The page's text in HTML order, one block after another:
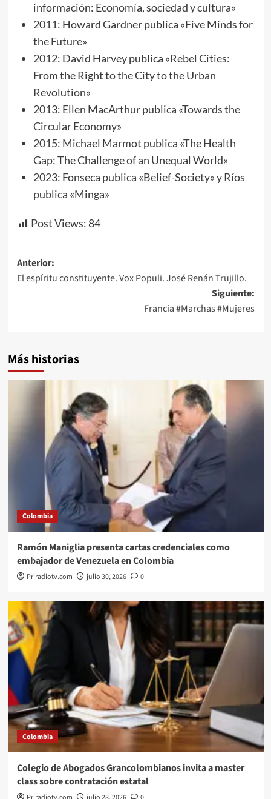
información: Economía, sociedad y cultura»
2011: Howard Gardner publica «Five Minds for
the Future»
2012: David Harvey publica «Rebel Cities:
From the Right to the City to the Urban
Revolution»
2013: Ellen MacArthur publica «Towards the
Circular Economy»
2015: Michael Marmot publica «The Health
Gap: The Challenge of an Unequal World»
2023: Fonseca publica «Belief-Society» y Ríos
publica «Minga»
Post Views: 84
Navegación
de
Anterior:
El espíritu constituyente. Vox Populi. José Renán Trujillo.
Siguiente:
Francia #Marchas #Mujeres
Más historias
Colombia
Ramón Maniglia presenta cartas credenciales como
embajador de Venezuela en Colombia
Priradiotv.com julio 30, 2026 0
Colombia
Colegio de Abogados Grancolombianos invita a master
class sobre contratación estatal